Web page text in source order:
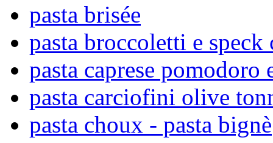
pasta brisée
pasta broccoletti e speck
pasta caprese pomodoro
pasta carciofini olive
pasta choux - pasta bignè